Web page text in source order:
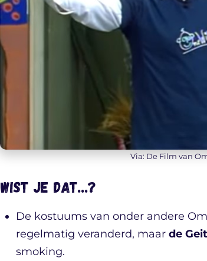
Via: De Film van
Wist je dat…?
De kostuums van onder andere
regelmatig veranderd, maar de
smoking.